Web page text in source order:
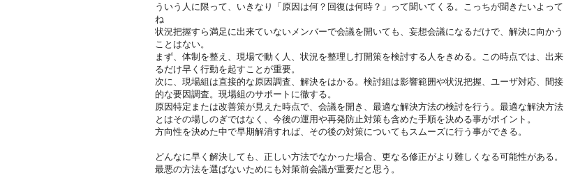
ういう人に限って、いきなり「原因は何？回復は何時？」って聞いてくる。こっちが聞きたいよって
ね
状況把握すら満足に出来ていないメンバーで会議を開いても、妄想会議になるだけで、解決に向かう
ことはない。
まず、体制を整え、現場で動く人、状況を整理し打開策を検討する人をきめる。この時点では、出来
るだけ早く行動を起すことが重要。
次に、現場組は直接的な原因調査、解決をはかる。検討組は影響範囲や状況把握、ユーザ対応、間接
的な要因調査。現場組のサポートに徹する。
原因特定または改善策が見えた時点で、会議を開き、最適な解決方法の検討を行う。最適な解決方法
とはその場しのぎではなく、今後の運用や再発防止対策も含めた手順を決める事がポイント。
方向性を決めた中で早期解消すれば、その後の対策についてもスムーズに行う事ができる。
どんなに早く解決しても、正しい方法でなかった場合、更なる修正がより難しくなる可能性がある。
最悪の方法を選ばないためにも対策前会議が重要だと思う。